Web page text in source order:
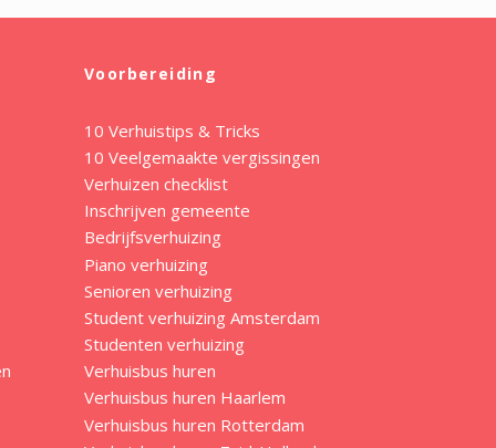
Voorbereiding
10 Verhuistips & Tricks
10 Veelgemaakte vergissingen
Verhuizen checklist
Inschrijven gemeente
Bedrijfsverhuizing
Piano verhuizing
Senioren verhuizing
Student verhuizing Amsterdam
Studenten verhuizing
Verhuisbus huren
Verhuisbus huren Haarlem
Verhuisbus huren Rotterdam